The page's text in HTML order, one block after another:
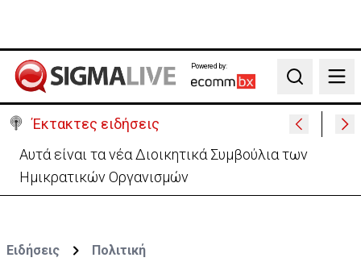
Powered by:
Search
Έκτακτες ειδήσεις
Το παρασκήνιο της τελετής διαβεβαίωσης-Οι
αγχωμένοι και οι πιο.. χαλαροί (vid)
Ειδήσεις Πολιτική